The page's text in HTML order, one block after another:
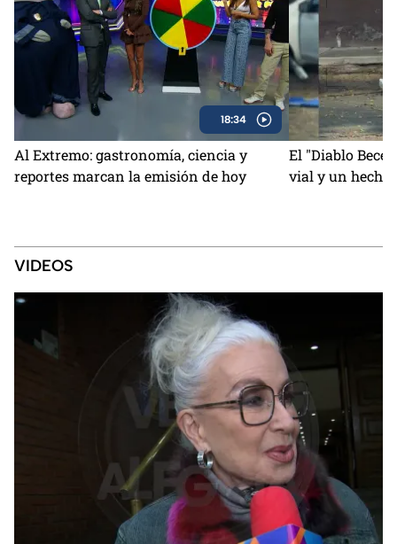
18:34
Al Extremo: gastronomía, ciencia y
reportes marcan la emisión de hoy
El "Diablo
vial y un hecho
VIDEOS